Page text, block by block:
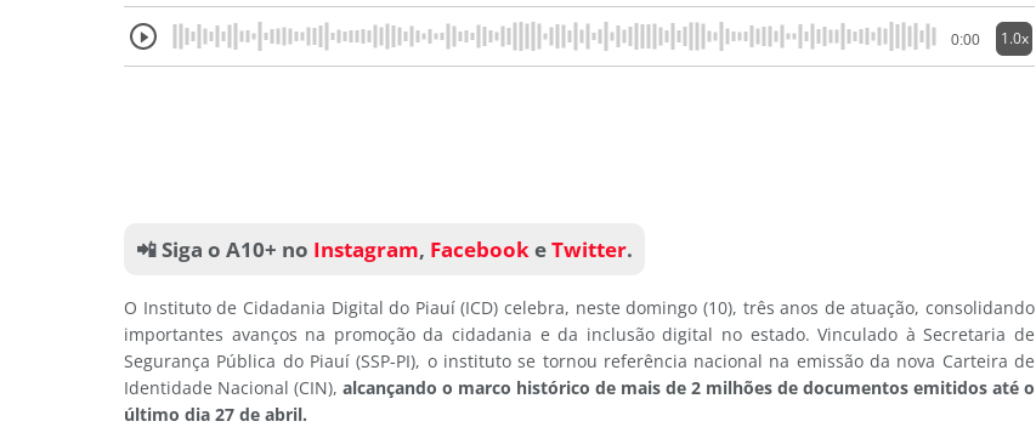
0:00 1.0x
📲 Siga o A10+ no Instagram, FacebookeTwitter.
O Instituto de Cidadania Digital do Piauí (ICD) celebra, neste domingo (10), três anos de atuação, consolidando
importantes avanços na promoção da cidadania e da inclusão digital no estado. Vinculado à Secretaria de
Segurança Pública do Piauí (SSP-PI), o instituto se tornou referência nacional na emissão da nova Carteira de
Identidade Nacional (CIN), alcançando o marco histórico de mais de 2 milhões de documentos emitidos até o
último dia 27 de abril.